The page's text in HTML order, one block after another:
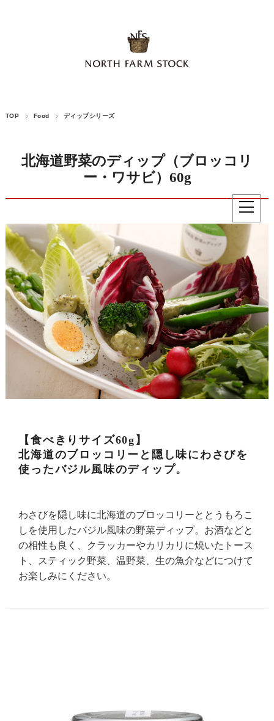
TOP Food ディップシリーズ
北海道野菜のディップ（ブロッコリ
ー・ワサビ）60g
【食べきりサイズ60g】
北海道のブロッコリーと隠し味にわさびを
使ったバジル風味のディップ。
わさびを隠し味に北海道のブロッコリーととうもろこ
しを使用したバジル風味の野菜ディップ。お酒などと
の相性も良く、クラッカーやカリカリに焼いたトース
ト、スティック野菜、温野菜、生の魚介などにつけて
お楽しみにください。